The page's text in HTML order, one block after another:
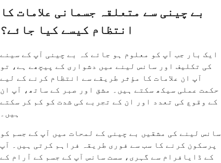
بے چینی سے متعلقہ جسمانی علامات کا
انتظام کیسے کیا جائے؟
ایک بار جب آپ کو معلوم ہو جائے کہ بے چینی آپ کے سینے
کی تکلیف اور سانس لینے میں دشواری کے پیچھے ہے، تو
آپ ان علامات کا مؤثر طریقے سے انتظام کرنے کے لیے
حکمت عملی سیکھ سکتے ہیں۔ مشق اور صبر کے ساتھ، آپ ان
کے وقوع کی تعدد اور ان کے تجربے کی شدت کو کم کر سکتے
ہیں۔
سانس لینے کی مشقیں بے چینی کے لمحات میں آپ کے جسم کو
پرسکون کرنے کا سب سے فوری طریقہ فراہم کرتی ہیں۔ آپ
کے ڈایافرام سے گہری، سست سانس آپ کے جسم کے آرام کے